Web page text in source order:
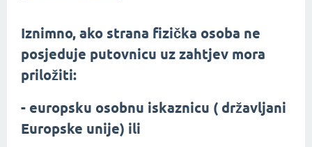
Iznimno, ako strana fizička osoba ne
posjeduje putovnicu uz zahtjev mora
priložiti:
- europsku osobnu iskaznicu ( državljani
Europske unije) ili